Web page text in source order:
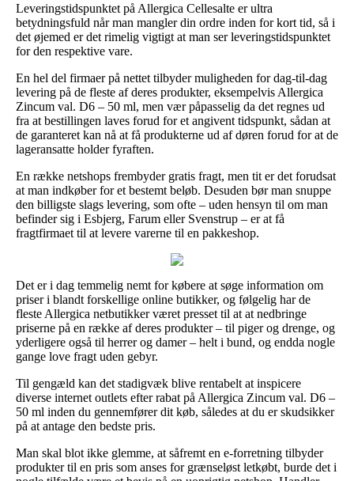
Leveringstidspunktet på Allergica Cellesalte er ultra
betydningsfuld når man mangler din ordre inden for kort tid, så i
det øjemed er det rimelig vigtigt at man ser leveringstidspunktet
for den respektive vare.
En hel del firmaer på nettet tilbyder muligheden for dag-til-dag
levering på de fleste af deres produkter, eksempelvis Allergica
Zincum val. D6 – 50 ml, men vær påpasselig da det regnes ud
fra at bestillingen laves forud for et angivent tidspunkt, sådan at
de garanteret kan nå at få produkterne ud af døren forud for at de
lageransatte holder fyraften.
En række netshops frembyder gratis fragt, men tit er det forudsat
at man indkøber for et bestemt beløb. Desuden bør man snuppe
den billigste slags levering, som ofte – uden hensyn til om man
befinder sig i Esbjerg, Farum eller Svenstrup – er at få
fragtfirmaet til at levere varerne til en pakkeshop.
Det er i dag temmelig nemt for købere at søge information om
priser i blandt forskellige online butikker, og følgelig har de
fleste Allergica netbutikker været presset til at at nedbringe
priserne på en række af deres produkter – til piger og drenge, og
yderligere også til herrer og damer – helt i bund, og endda nogle
gange love fragt uden gebyr.
Til gengæld kan det stadigvæk blive rentabelt at inspicere
diverse internet outlets efter rabat på Allergica Zincum val. D6 –
50 ml inden du gennemfører dit køb, således at du er skudsikker
på at antage den bedste pris.
Man skal blot ikke glemme, at såfremt en e-forretning tilbyder
produkter til en pris som anses for grænseløst letkøbt, burde det i